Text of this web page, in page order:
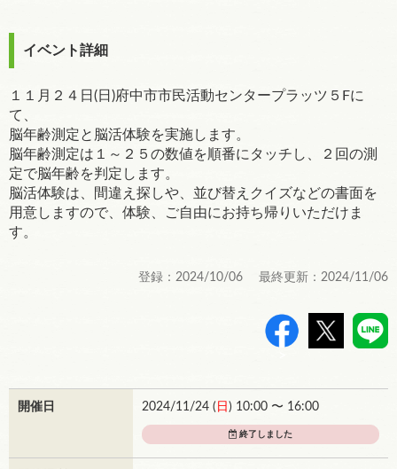
イベント詳細
１１月２４日(日)府中市市民活動センタープラッツ５Fに
て、
脳年齢測定と脳活体験を実施します。
脳年齢測定は１～２５の数値を順番にタッチし、２回の測
定で脳年齢を判定します。
脳活体験は、間違え探しや、並び替えクイズなどの書面を
用意しますので、体験、ご自由にお持ち帰りいただけま
す。
登録：2024/10/06 最終更新：2024/11/06
開催日 2024/11/24 ( 日 ) 10:00 〜 16:00
終了しました